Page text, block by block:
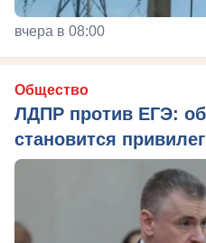
вчера в 08:00
Общество
ЛДПР против ЕГЭ:
становится